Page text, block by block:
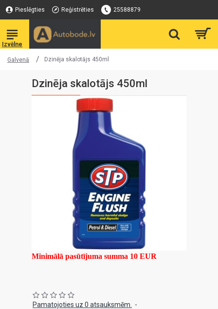
Pieslēgties Reģistrēties 25588879
Galvenā Dzinēja skalotājs 450ml
Dzinēja skalotājs 450ml
Minimālā pasūtījuma summa 10 EUR
Pamatojoties uz 0 atsauksmēm.
-